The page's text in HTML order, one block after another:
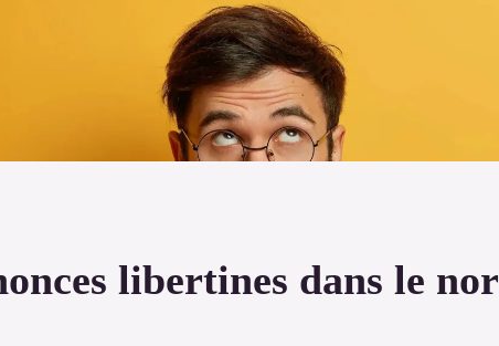
libertines dans le